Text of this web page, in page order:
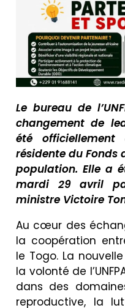
Le bureau de
changement de
été officiellement
résidente du Fonds
population. Elle a
mardi 29 avril
ministre Victoire
Au cœur des
la coopération
le Togo. La
la volonté de
dans des
reproductive, la